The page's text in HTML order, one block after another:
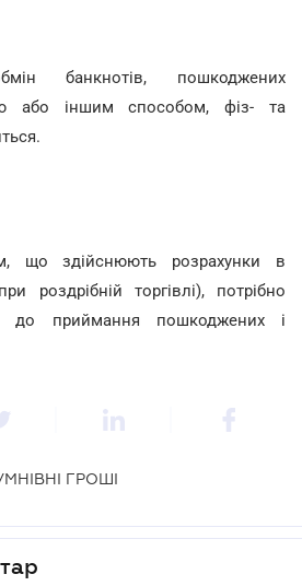
банкнотів, пошкоджених
або іншим способом, фіз- та
що здійснюють розрахунки в
роздрібній торгівлі), потрібно
до приймання пошкоджених і
ГРОШІ